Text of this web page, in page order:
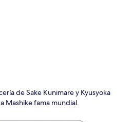
de Sake Kunimare y Kyusyoka
Mashike fama mundial.